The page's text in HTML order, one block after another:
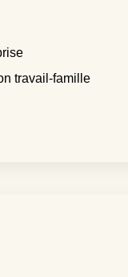
travail-famille